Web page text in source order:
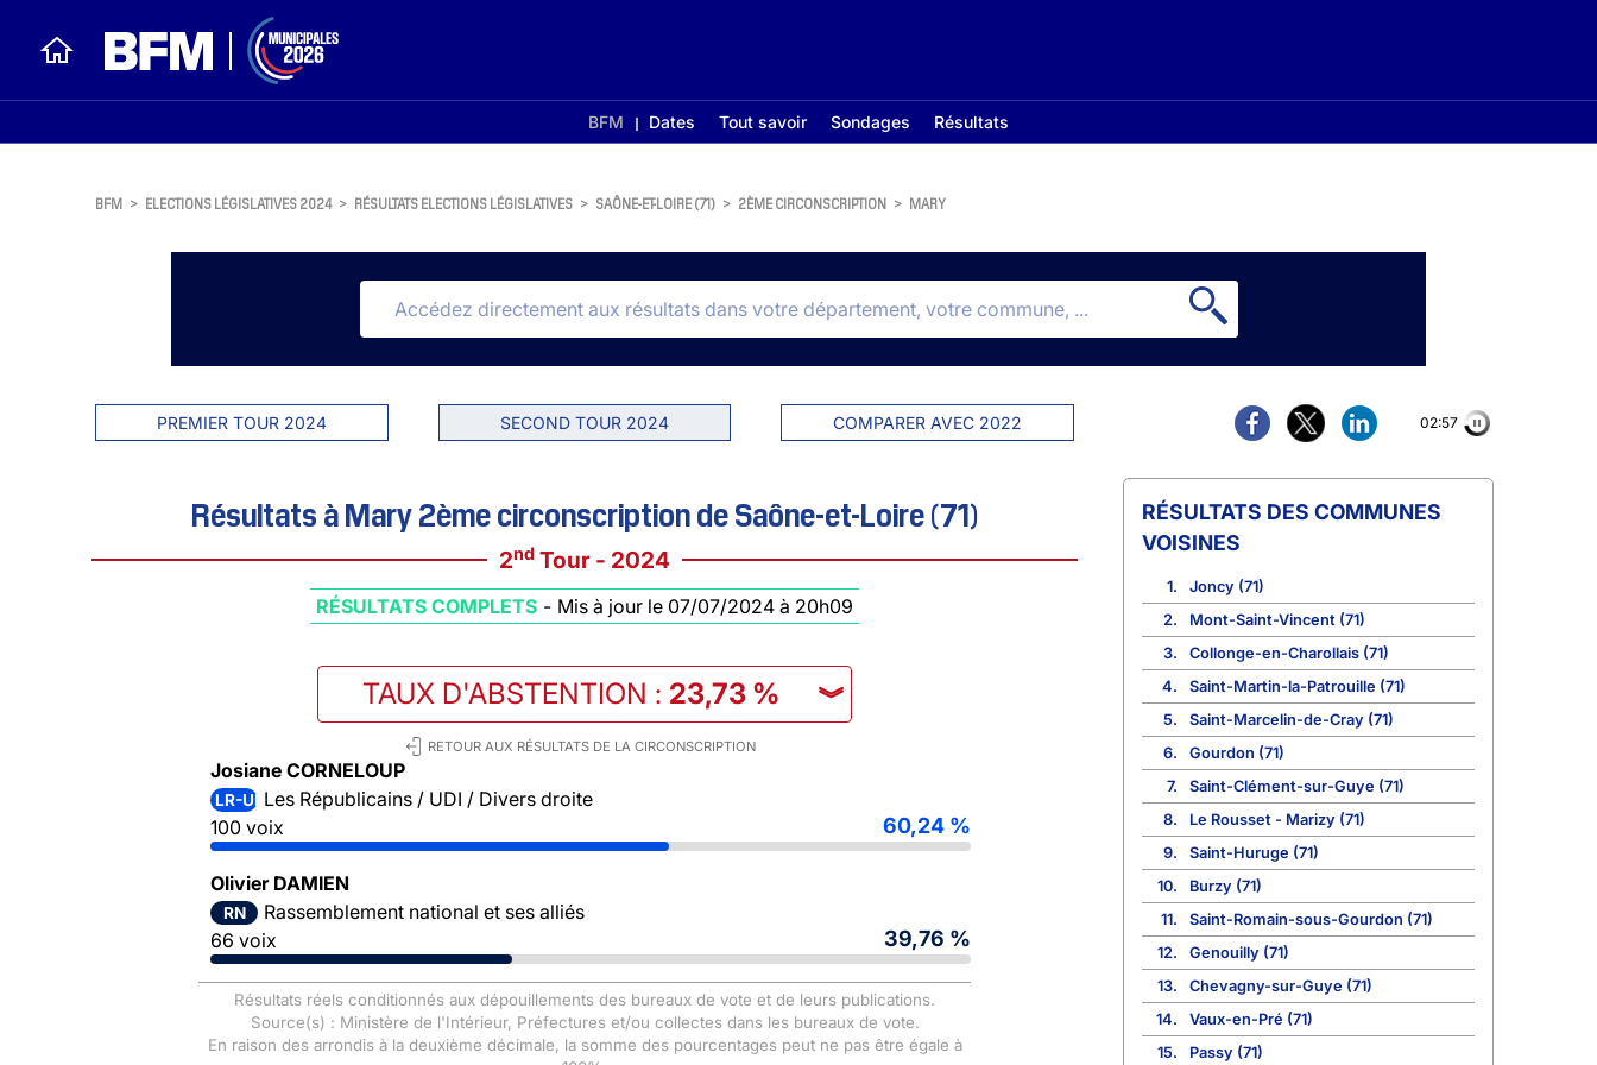
BFM Dates Tout savoir Sondages Résultats
BFM > ELECTIONS LÉGISLATIVES 2024 > RÉSULTATS ELECTIONS LÉGISLATIVES > SAÔNE-ET-LOIRE (71) > 2ÈME CIRCONSCRIPTION > MARY
PREMIER TOUR 2024 SECOND TOUR 2024 COMPARER AVEC 2022 02:56
Résultats à Mary 2ème circonscription de Saône-et-Loire (71)
2nd Tour - 2024
RÉSULTATS COMPLETS - Mis à jour le 07/07/2024 à 20h09
TAUX D'ABSTENTION : 23,73 % ︾
RETOUR AUX RÉSULTATS DE LA CIRCONSCRIPTION
Josiane CORNELOUP
LR-UDI-DVDLes Républicains / UDI / Divers droite
100 voix
60,24 %
Olivier DAMIEN
RN
Rassemblement national et ses alliés
66 voix
39,76 %
Résultats réels conditionnés aux dépouillements des bureaux de vote et de leurs publications.
Source(s) : Ministère de l'Intérieur, Préfectures et/ou collectes dans les bureaux de vote.
En raison des arrondis à la deuxième décimale, la somme des pourcentages peut ne pas être égale à
COMMUNES
VOISINES
1.
Joncy (71)
2.
Mont-Saint-Vincent (71)
3.
Collonge-en-Charollais (71)
4.
Saint-Martin-la-Patrouille (71)
5.
Saint-Marcelin-de-Cray (71)
6.
Gourdon (71)
7.
Saint-Clément-sur-Guye (71)
8.
Le Rousset - Marizy (71)
9.
Saint-Huruge (71)
10.
Burzy (71)
11.
Saint-Romain-sous-Gourdon (71)
12.
Genouilly (71)
13.
Chevagny-sur-Guye (71)
14.
Vaux-en-Pré (71)
15.
Passy (71)